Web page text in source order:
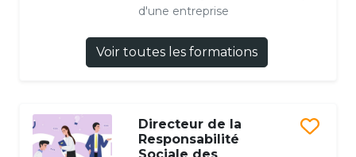
d'une entreprise
Voir toutes les formations
Directeur de la
Responsabilité
Sociale des